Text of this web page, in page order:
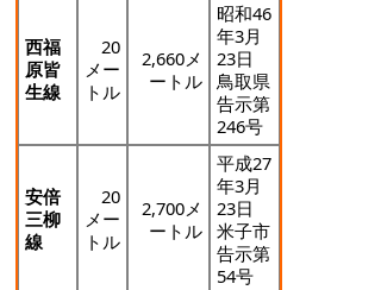
西福
原皆
生線
20
メー
トル
2,660メ
ートル
昭和46
年3月
23日
鳥取県
告示第
246号
安倍
三柳
線
20
メー
トル
2,700メ
ートル
平成27
年3月
23日
米子市
告示第
54号